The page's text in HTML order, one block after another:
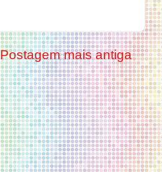
Postagem mais antiga